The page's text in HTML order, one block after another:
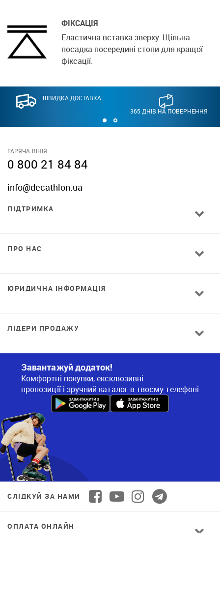
ФІКСАЦІЯ
Еластична вставка зверху. Щільна
посадка посередині стопи для кращої
фіксації.
ШВИДКА ДОСТАВКА
365 ДНІВ НА ПОВЕРНЕННЯ
ГАРЯЧА ЛІНІЯ
0 800 21 84 84
info@decathlon.ua
ПІДТРИМКА
ПРО НАС
ЮРИДИЧНА ІНФОРМАЦІЯ
ЛІДЕРИ ПРОДАЖУ
Завантажуй додаток!
Комфортні покупки, ексклюзивні
пропозиції і зручний каталог в твоєму телефоні
СЛІДКУЙ ЗА НАМИ
ОПЛАТА ОНЛАЙН